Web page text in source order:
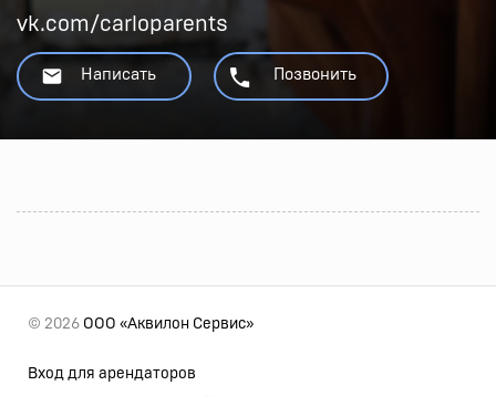
vk.com/carloparents
Написать Позвонить
© 2026 ООО «Аквилон Сервис»
Вход для арендаторов